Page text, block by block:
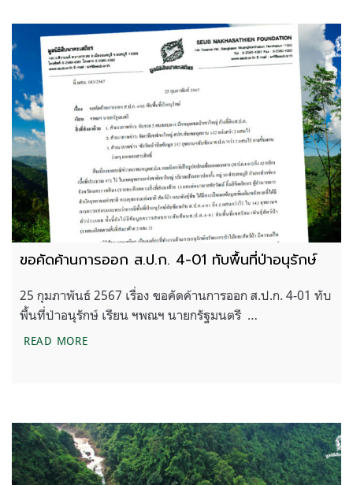
ขอคัดค้านการออก ส.ป.ก. 4-01 ทับพื้นที่ป่าอนุรักษ์
25 กุมภาพันธ์ 2567 เรื่อง ขอคัดค้านการออก ส.ป.ก. 4-01 ทับ
พื้นที่ป่าอนุรักษ์ เรียน ฯพณฯ นายกรัฐมนตรี …
READ MOREขอคัดค้านการออก ส.ป.ก. 4-01 ทับพื้นที่ป่าอนุรักษ์